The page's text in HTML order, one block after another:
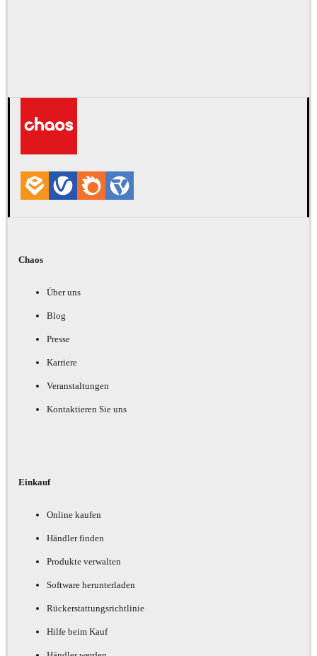
Chaos
Über uns
Blog
Presse
Karriere
Veranstaltungen
Kontaktieren Sie uns
Einkauf
Online kaufen
Händler finden
Produkte verwalten
Software herunterladen
Rückerstattungsrichtlinie
Hilfe beim Kauf